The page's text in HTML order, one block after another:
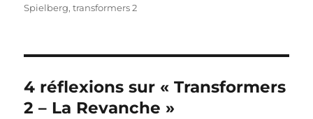
Spielberg,transformers 2
4 réflexions sur « Transformers
2 – La Revanche »